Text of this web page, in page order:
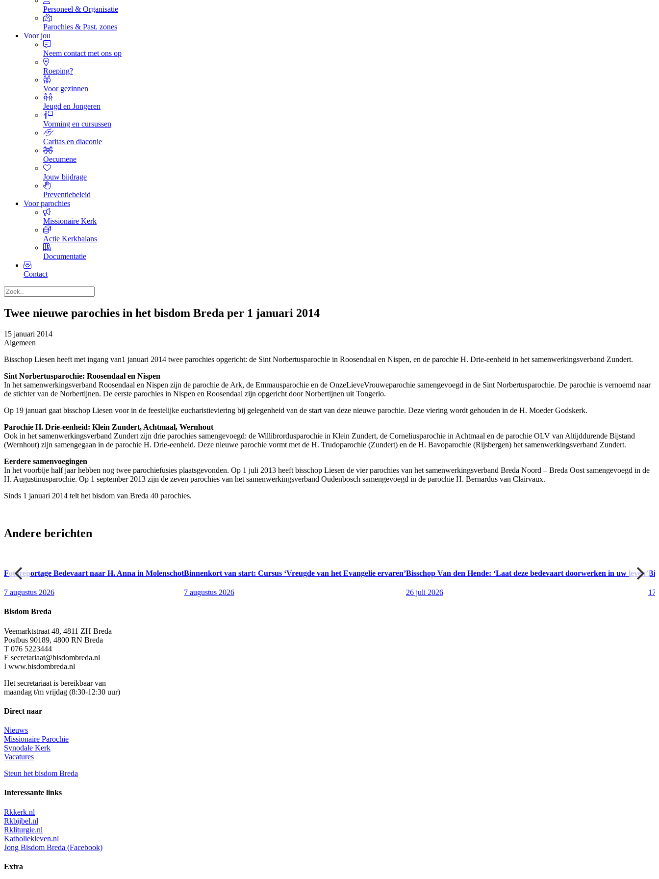
Personeel & Organisatie
Parochies & Past. zones
Voor jou
Neem contact met ons op
Roeping?
Voor gezinnen
Jeugd en Jongeren
Vorming en cursussen
Caritas en diaconie
Oecumene
Jouw bijdrage
Preventiebeleid
Voor parochies
Missionaire Kerk
Actie Kerkbalans
Documentatie
Contact
Twee nieuwe parochies in het bisdom Breda per 1 januari 2014
15 januari 2014
Algemeen
Bisschop Liesen heeft met ingang van1 januari 2014 twee parochies opgericht: de Sint Norbertusparochie in Roosendaal en Nispen, en de parochie H. Drie-eenheid in het samenwerkingsverband Zundert.
Sint Norbertusparochie: Roosendaal en Nispen
In het samenwerkingsverband Roosendaal en Nispen zijn de parochie de Ark, de Emmausparochie en de OnzeLieveVrouweparochie samengevoegd in de Sint Norbertusparochie. De parochie is vernoemd naar
de stichter van de Norbertijnen. De eerste parochies in Nispen en Roosendaal zijn opgericht door Norbertijnen uit Tongerlo.
Op 19 januari gaat bisschop Liesen voor in de feestelijke eucharistieviering bij gelegenheid van de start van deze nieuwe parochie. Deze viering wordt gehouden in de H. Moeder Godskerk.
Parochie H. Drie-eenheid: Klein Zundert, Achtmaal, Wernhout
Ook in het samenwerkingsverband Zundert zijn drie parochies samengevoegd: de Willibrordusparochie in Klein Zundert, de Corneliusparochie in Achtmaal en de parochie OLV van Altijddurende Bijstand
(Wernhout) zijn samengegaan in de parochie H. Drie-eenheid. Deze nieuwe parochie vormt met de H. Trudoparochie (Zundert) en de H. Bavoparochie (Rijsbergen) het samenwerkingsverband Zundert.
Eerdere samenvoegingen
In het voorbije half jaar hebben nog twee parochiefusies plaatsgevonden. Op 1 juli 2013 heeft bisschop Liesen de vier parochies van het samenwerkingsverband Breda Noord – Breda Oost samengevoegd in de
H. Augustinusparochie. Op 1 september 2013 zijn de zeven parochies van het samenwerkingsverband Oudenbosch samengevoegd in de parochie H. Bernardus van Clairvaux.
Sinds 1 januari 2014 telt het bisdom van Breda 40 parochies.
Andere berichten
Fotoreportage Bedevaart naar H. Anna in Molenschot
7 augustus 2026
Binnenkort van start: Cursus ‘Vreugde van het Evangelie ervaren’
7 augustus 2026
Bisschop Van den Hende: ‘Laat deze bedevaart doorwerken in uw leven’
26 juli 2026 17
Bisdom Breda
Veemarktstraat 48, 4811 ZH Breda
Postbus 90189, 4800 RN Breda
T 076 5223444
E secretariaat@bisdombreda.nl
I www.bisdombreda.nl
Het secretariaat is bereikbaar van
maandag t/m vrijdag (8:30-12:30 uur)
Direct naar
Nieuws
Missionaire Parochie
Synodale Kerk
Vacatures
Steun het bisdom Breda
Interessante links
Rkkerk.nl
Rkbijbel.nl
Rkliturgie.nl
Katholiekleven.nl
Jong Bisdom Breda (Facebook)
Extra